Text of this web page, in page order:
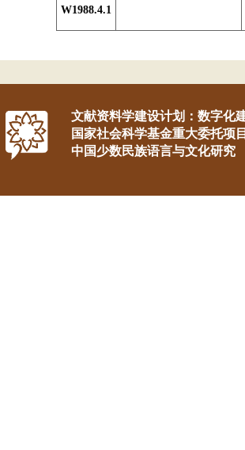
W1988.4.1
文献资料学建设计划：数字化
国家社会科学基金重大委托项目
中国少数民族语言与文化研究